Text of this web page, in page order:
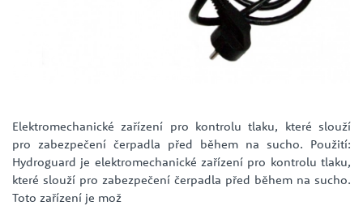
Elektromechanické zařízení pro kontrolu tlaku, které slouží
pro zabezpečení čerpadla před během na sucho. Použití:
Hydroguard je elektromechanické zařízení pro kontrolu tlaku,
které slouží pro zabezpečení čerpadla před během na sucho.
Toto zařízení je mož